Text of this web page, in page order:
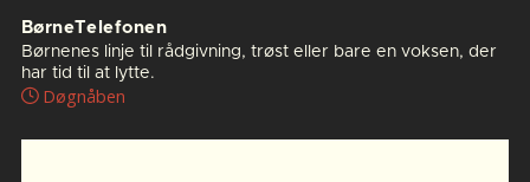
BørneTelefonen
Børnenes linje til rådgivning, trøst eller bare en voksen, der
har tid til at lytte.
Døgnåben